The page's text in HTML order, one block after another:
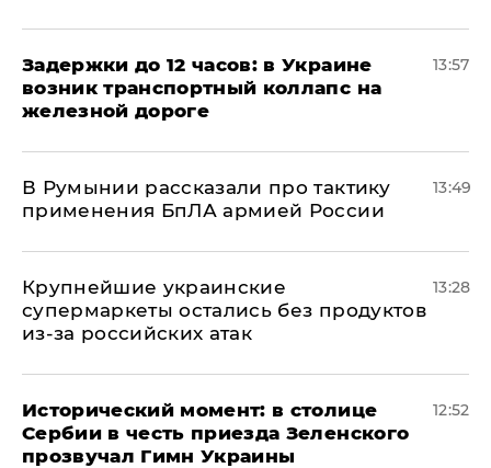
Задержки до 12 часов: в Украине
возник транспортный коллапс на
железной дороге
13:57
В Румынии рассказали про тактику
применения БпЛА армией России
13:49
Крупнейшие украинские
супермаркеты остались без продуктов
из-за российских атак
13:28
Исторический момент: в столице
Сербии в честь приезда Зеленского
прозвучал Гимн Украины
12:52